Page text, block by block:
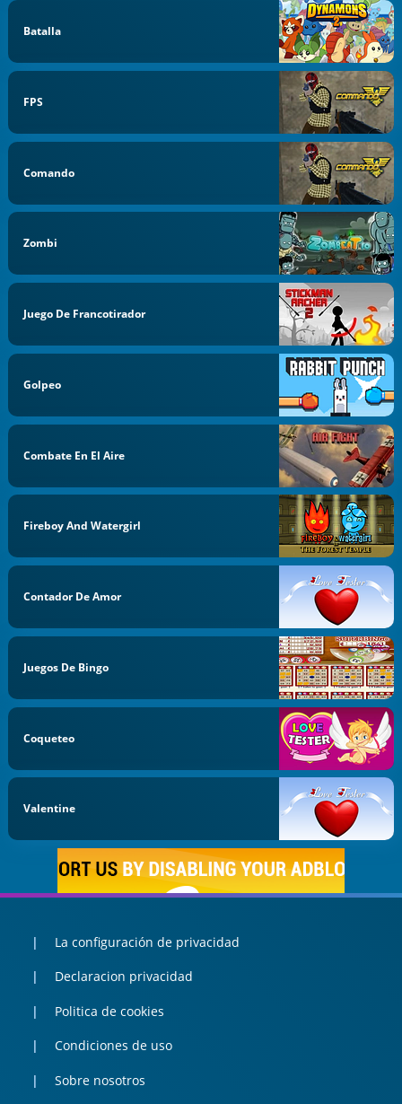
Batalla
FPS
Comando
Zombi
Juego De Francotirador
Golpeo
Combate En El Aire
Fireboy And Watergirl
Contador De Amor
Juegos De Bingo
Coqueteo
Valentine
La configuración de privacidad
Declaracion privacidad
Politica de cookies
Condiciones de uso
Sobre nosotros